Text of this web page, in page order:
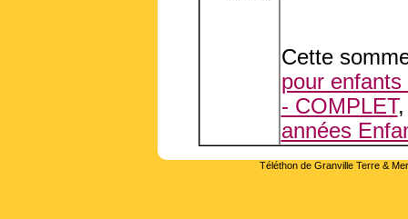
Cette
pour
- COMPLET
années
Téléthon de Granville Terre &